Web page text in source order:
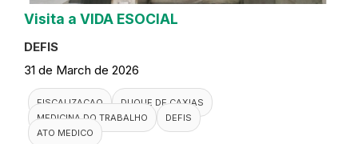
Visita a VIDA ESOCIAL
DEFIS
31 de March de 2026
FISCALIZACAO
DUQUE DE CAXIAS
MEDICINA DO TRABALHO
DEFIS
ATO MEDICO